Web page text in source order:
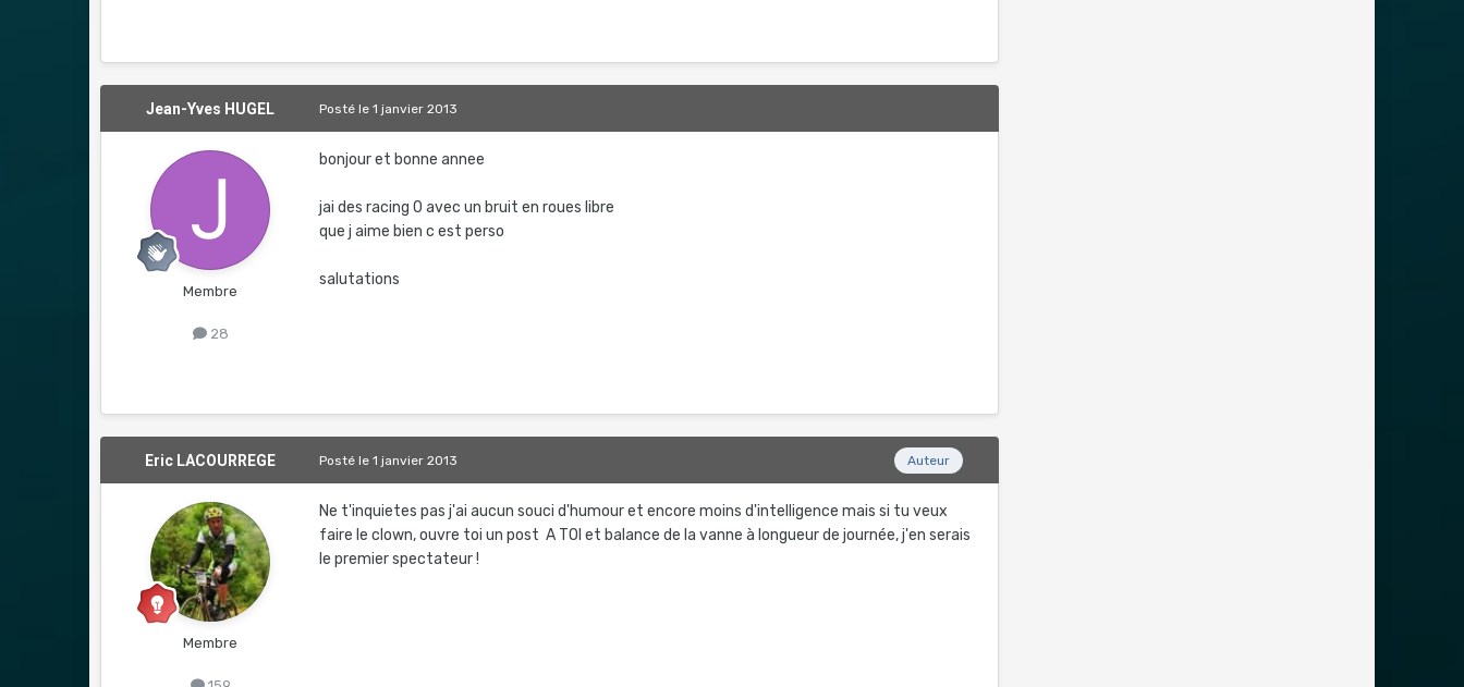
Jean-Yves HUGEL
Membre
28
Postéle 1 janvier 2013
bonjour et bonne annee
jai des racing 0 avec un bruit en roues libre
que j aime bien c est perso
salutations
Eric LACOURREGE
Membre
Auteur
Postéle 1 janvier 2013
Ne t'inquietes pas j'ai aucun souci d'humour et encore moins d'intelligence mais si tu veux
faire le clown, ouvre toi un post A TOI et balance de la vanne à longueur de journée, j'en serais
le premier spectateur !